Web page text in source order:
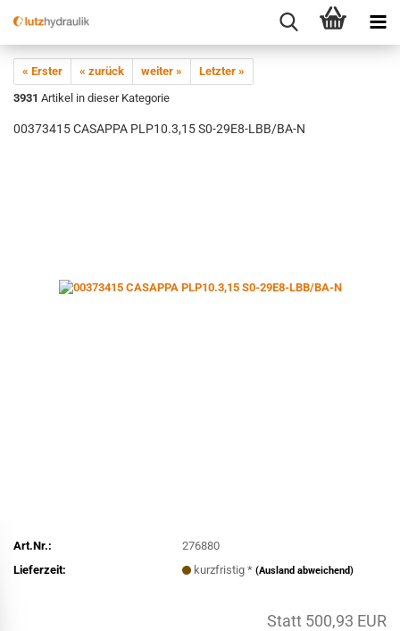
« Erster « zurück weiter »
Letzter »
3931 Artikel in dieser Kategorie
00373415 CASAPPA PLP10.3,15 S0-29E8-LBB/BA-N
Art.Nr.:
276880
Lieferzeit:
kurzfristig *(Ausland abweichend)
Statt 500,93 EUR